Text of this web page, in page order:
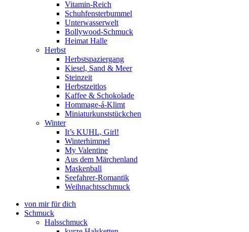
Vitamin-Reich
Schuhfensterbummel
Unterwasserwelt
Bollywood-Schmuck
Heimat Halle
Herbst
Herbstspaziergang
Kiesel, Sand & Meer
Steinzeit
Herbstzeitlos
Kaffee & Schokolade
Hommage-á-Klimt
Miniaturkunststückchen
Winter
It’s KUHL, Girl!
Winterhimmel
My Valentine
Aus dem Märchenland
Maskenball
Seefahrer-Romantik
Weihnachtsschmuck
von mir für dich
Schmuck
Halsschmuck